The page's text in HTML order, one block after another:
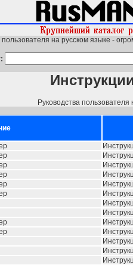
пользователя на русском языке -
Руководства пользователя